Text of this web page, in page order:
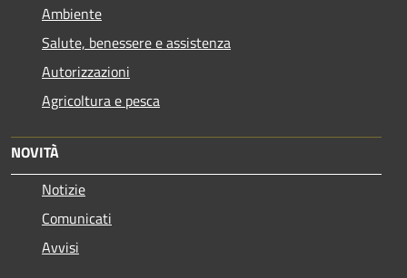
Ambiente
Salute, benessere e assistenza
Autorizzazioni
Agricoltura e pesca
NOVITÀ
Notizie
Comunicati
Avvisi